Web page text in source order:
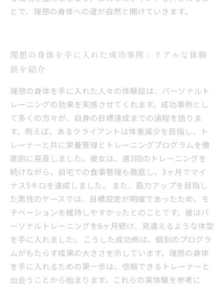
とで、理想の身体への道が自然と開けていきます。
理想の身体を手に入れた成功事例：リアルな体験
談を紹介
理想の身体を手に入れた人々の体験談は、パーソナルト
レーニングの効果を実感させてくれます。成功事例とし
て多くの方々が、自身の目標達成までの過程を語りま
す。例えば、あるクライアントは体重減少を目指し、ト
レーナーと共に栄養管理とトレーニングプログラムを徹
底的に見直しました。彼女は、週3回のトレーニングを
続けながら、自宅での食事管理も徹底し、3ヶ月でマイ
ナス5キロを達成しました。 また、筋力アップを目指し
た男性のケースでは、目標設定が明確であったため、モ
チベーションを維持しやすかったとのことです。彼はパ
ーソナルトレーニングを6ヶ月続け、見違えるような体型
を手に入れました。 こうした成功例は、個別のプログラ
ムがもたらす成果の大きさを示しています。理想の身体
を手に入れるための第一歩は、信頼できるトレーナーと
出会うことから始まります。これらの実体験を参考に